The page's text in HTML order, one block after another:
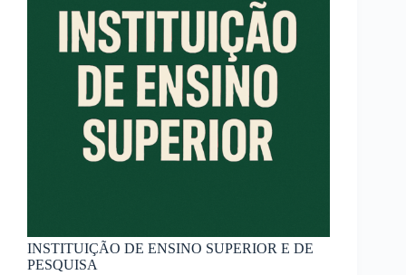
INSTITUIÇÃO DE ENSINO SUPERIOR E DE
PESQUISA